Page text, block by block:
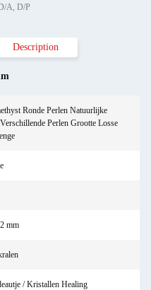
A, D/P
Description
Ronde Perlen Natuurlijke
Perlen Grootte Losse
mm
/ Kristallen Healing